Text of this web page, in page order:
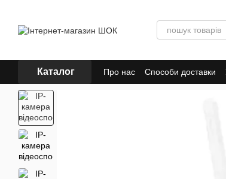
Каталог Про нас Способи доставки
Політика конфіденційності